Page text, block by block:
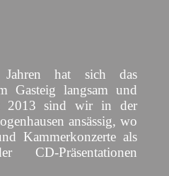
hat sich das
Gasteig langsam und
2013 sind wir in der
ansässig, wo
Kammerkonzerte als
CD-Präsentationen